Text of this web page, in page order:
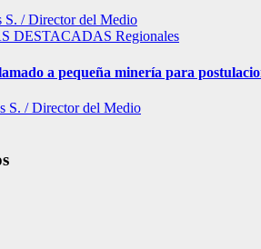
S. / Director del Medio
DESTACADAS Regionales
a pequeña minería para
S. / Director del Medio